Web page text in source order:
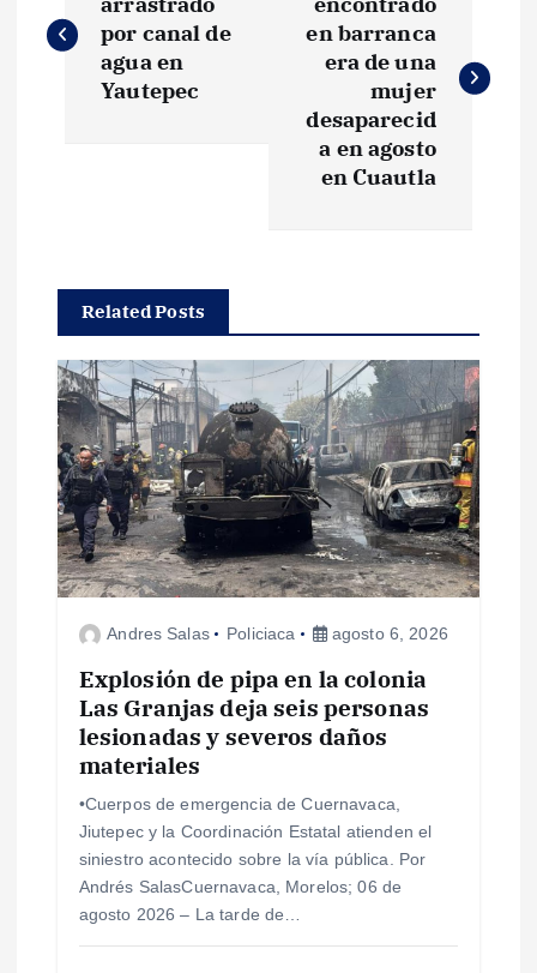
a
c
ó
n
d
e
por canal de
agua en
Yautepec
en barranca
era de una
mujer
desaparecid
a en agosto
en Cuautla
Related Posts
Andres Salas Policiaca agosto 6, 2026
Explosión de pipa en la colonia
Las Granjas deja seis personas
lesionadas y severos daños
materiales
•Cuerpos de emergencia de Cuernavaca,
Jiutepec y la Coordinación Estatal atienden el
siniestro acontecido sobre la vía pública. Por
Andrés SalasCuernavaca, Morelos; 06 de
agosto 2026 – La tarde de…